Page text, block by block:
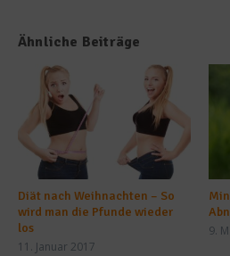
Ähnliche Beiträge
Diät nach Weihnachten – So
wird man die Pfunde wieder
los
11. Januar 2017
9.